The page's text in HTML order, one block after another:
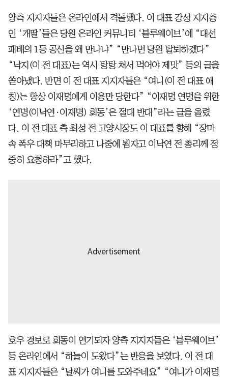
양측 지지자들은 온라인에서 격돌했다. 이 대표 강성 지지층
인 ‘개딸’들은 당원 온라인 커뮤니티 ‘블루웨이브’에 “대선
패배의 1등 공신을 왜 만나냐” “만나면 당원 탈퇴하겠다”
“낙지(이 전 대표)는 역시 탕탕 쳐서 먹어야 제맛” 등의 글을
쏟아냈다. 반면 이 전 대표 지지자들은 “여니(이 전 대표 애
칭)는 항상 이재명에게 이용만 당한다” “이재명 연명을 위한
‘연명(이낙연·이재명) 회동’은 절대 반대”라는 글을 올렸
다. 이 전 대표 측 최성 전 고양시장도 이 대표를 향해 “장마
속 폭우 대책 마무리하고 나중에 뵙자고 이낙연 전 총리께 정
중히 요청하라”고 했다.
호우 경보로 회동이 연기되자 양측 지지자들은 ‘블루웨이브’
등 온라인에서 “하늘이 도왔다”는 반응을 보였다. 이 전 대
표 지지자들은 “날씨가 여니를 도와주네요” “여니가 이재명